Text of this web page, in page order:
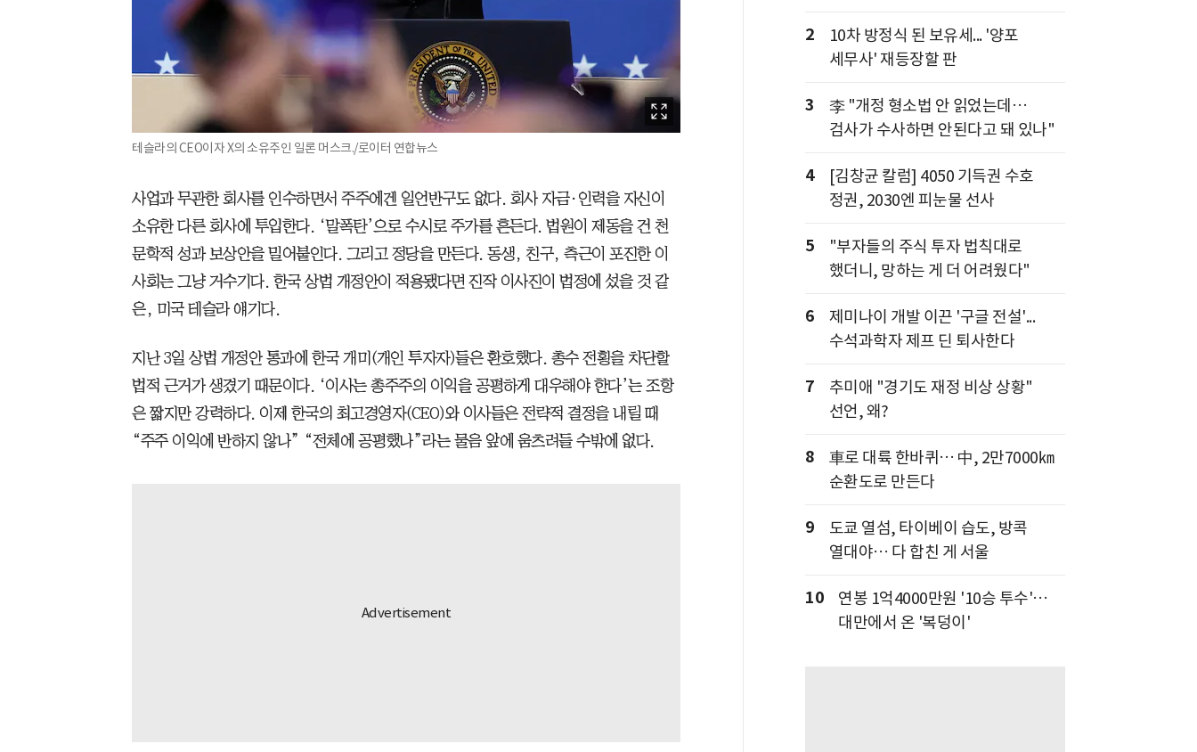
테슬라의 CEO이자 X의 소유주인 일론 머스크./로이터 연합뉴스
사업과 무관한 회사를 인수하면서 주주에겐 일언반구도 없다. 회사 자금·인력을 자신이
소유한 다른 회사에 투입한다. ‘말폭탄’으로 수시로 주가를 흔든다. 법원이 제동을 건 천
문학적 성과 보상안을 밀어붙인다. 그리고 정당을 만든다. 동생, 친구, 측근이 포진한 이
사회는 그냥 거수기다. 한국 상법 개정안이 적용됐다면 진작 이사진이 법정에 섰을 것 같
은, 미국 테슬라 얘기다.
지난 3일 상법 개정안 통과에 한국 개미(개인 투자자)들은 환호했다. 총수 전횡을 차단할
법적 근거가 생겼기 때문이다. ‘이사는 총주주의 이익을 공평하게 대우해야 한다’는 조항
은 짧지만 강력하다. 이제 한국의 최고경영자(CEO)와 이사들은 전략적 결정을 내릴 때
“주주 이익에 반하지 않나” “전체에 공평했나”라는 물음 앞에 움츠려들 수밖에 없다.
2
10차 방정식 된 보유세... '양포
세무사' 재등장할 판
3
李 "개정 형소법 안 읽었는데…
검사가 수사하면 안된다고 돼 있나"
4
[김창균 칼럼] 4050 기득권 수호
정권, 2030엔 피눈물 선사
5
"부자들의 주식 투자 법칙대로
했더니, 망하는 게 더 어려웠다"
6
제미나이 개발 이끈 '구글 전설'...
수석과학자 제프 딘 퇴사한다
7
추미애 "경기도 재정 비상 상황"
선언, 왜?
8
車로 대륙 한바퀴… 中, 2만7000㎞
순환도로 만든다
9
도쿄 열섬, 타이베이 습도, 방콕
열대야… 다 합친 게 서울
10
연봉 1억4000만원 '10승 투수'…
대만에서 온 '복덩이'